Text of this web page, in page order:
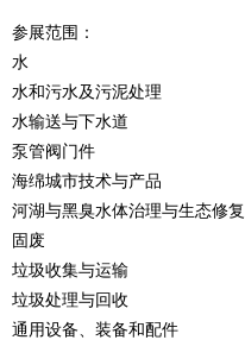
参展范围：
水
水和污水及污泥处理
水输送与下水道
泵管阀门件
海绵城市技术与产品
河湖与黑臭水体治理与生态修复
固废
垃圾收集与运输
垃圾处理与回收
通用设备、装备和配件